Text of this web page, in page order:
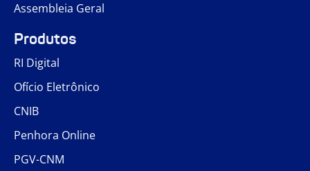
Assembleia Geral
Produtos
RI Digital
Ofício Eletrônico
CNIB
Penhora Online
PGV-CNM